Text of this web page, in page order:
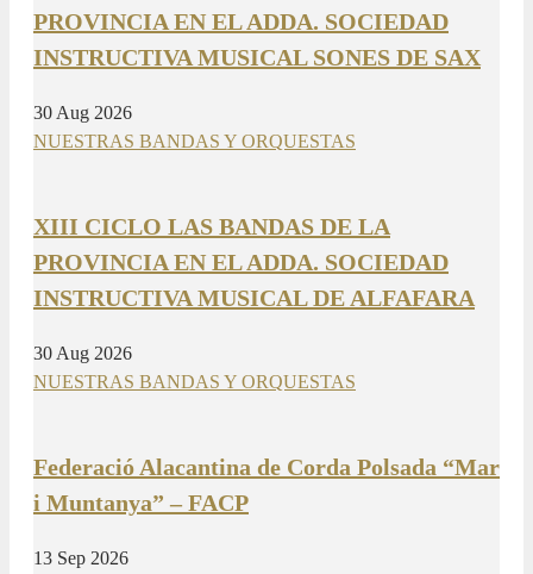
PROVINCIA EN EL ADDA. SOCIEDAD
INSTRUCTIVA MUSICAL SONES DE SAX
30 Aug 2026
NUESTRAS BANDAS Y ORQUESTAS
XIII CICLO LAS BANDAS DE LA
PROVINCIA EN EL ADDA. SOCIEDAD
INSTRUCTIVA MUSICAL DE ALFAFARA
30 Aug 2026
NUESTRAS BANDAS Y ORQUESTAS
Federació Alacantina de Corda Polsada “Mar
i Muntanya” – FACP
13 Sep 2026